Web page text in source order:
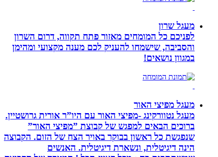
מעגל שרון
לפניכם כל המומחים מאזור פתח תקווה, דרום השרון
והסביבה, שישמחו להעניק לכם מענה מקצועי ומהימן
במגוון נושאים!
מעגל מפיצי האור
מעגל נטוורקינג -מפיצי האור עם היו”ר אורית גרושטיין.
ברוכים הבאים למפגש של קבוצת ”מפיצי האור”
שנפגשת כל ראשון בבוקר באויר הצח של הזום. הקבוצה
הינה דיגיטלית, ונשארת דיגיטלית. האנשים